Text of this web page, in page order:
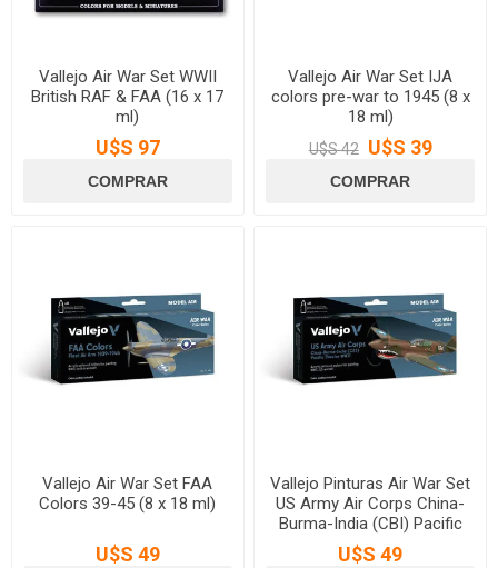
Vallejo Air War Set WWII
British RAF & FAA (16 x 17
ml)
U$S 97
Vallejo Air War Set IJA
colors pre-war to 1945 (8 x
18 ml)
U$S 42 U$S 39
Vallejo Air War Set FAA
Colors 39-45 (8 x 18 ml)
U$S 49
Vallejo Pinturas Air War Set
US Army Air Corps China-
Burma-India (CBI) Pacific
Theater WWII (8 x 18 ml)
U$S 49